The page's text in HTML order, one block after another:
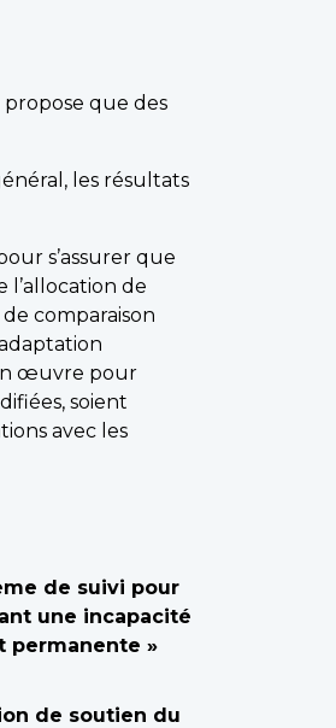
propose que des
les résultats
s’assurer que
l’allocation de
comparaison
œuvre pour
soient
avec les
de suivi pour
une incapacité
permanente »
de soutien du